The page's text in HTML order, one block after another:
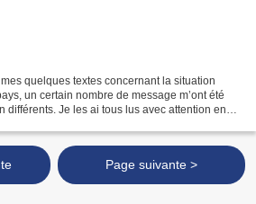
quelques textes concernant la situation
un certain nombre de message m’ont été
différents. Je les ai tous lus avec attention en
Page suivante >